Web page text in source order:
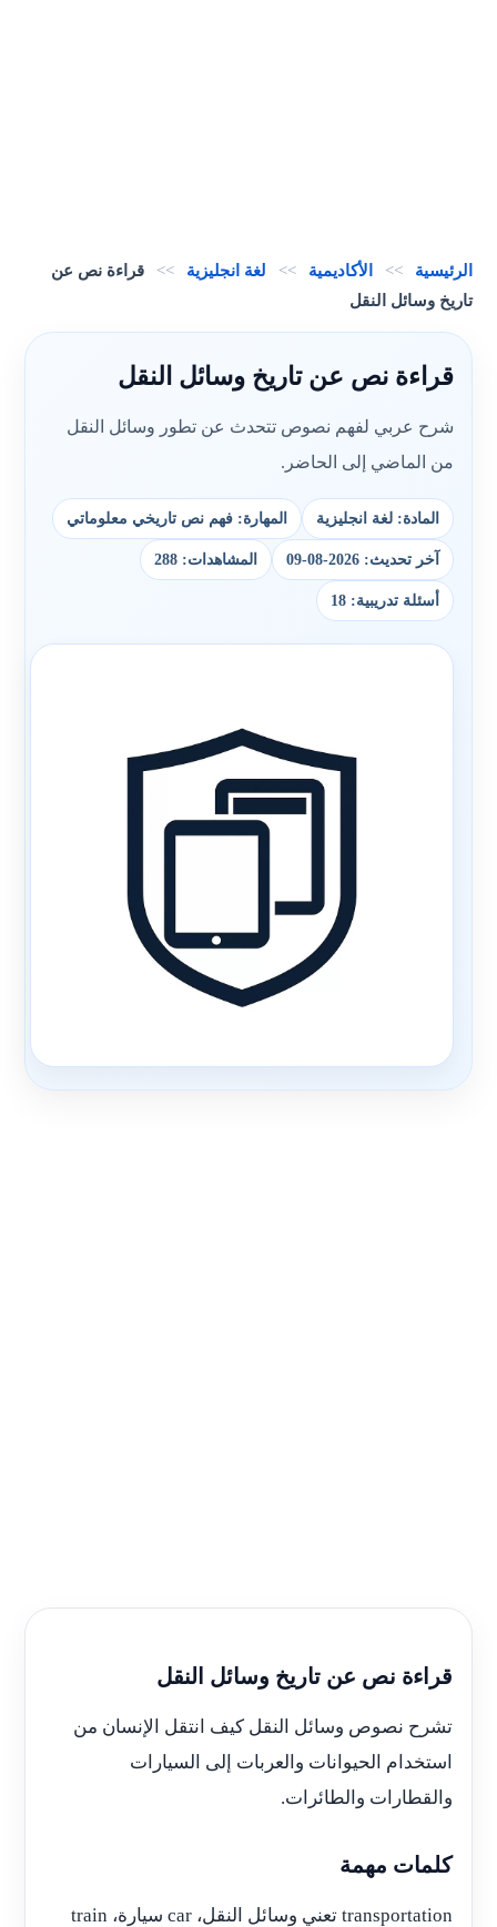
الرئيسية >> الأكاديمية >> لغة انجليزية >>
قراءة نص عن
تاريخ وسائل النقل
قراءة نص عن تاريخ وسائل النقل
شرح عربي لفهم نصوص تتحدث عن تطور وسائل النقل
من الماضي إلى الحاضر.
المادة: لغة انجليزية المهارة: فهم نص تاريخي معلوماتي
آخر تحديث: 2026-08-09 المشاهدات: 288
أسئلة تدريبية: 18
قراءة نص عن تاريخ وسائل النقل
تشرح نصوص وسائل النقل كيف انتقل الإنسان من
استخدام الحيوانات والعربات إلى السيارات
والقطارات والطائرات.
كلمات مهمة
transportation تعني وسائل النقل، car سيارة، train